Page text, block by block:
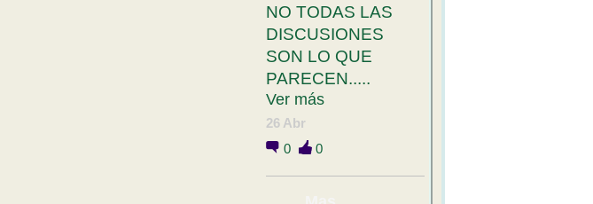
NO TODAS LAS
DISCUSIONES
SON LO QUE
PARECEN.....
Ver más
26 Abr
0
0